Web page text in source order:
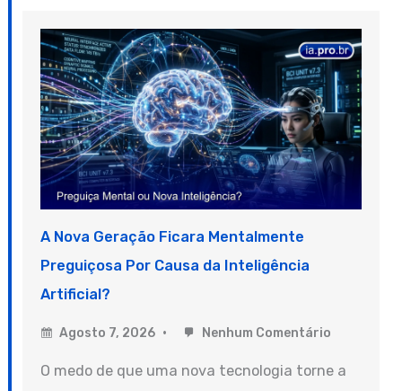
A Nova Geração Ficara Mentalmente
Preguiçosa Por Causa da Inteligência
Artificial?
Agosto 7, 2026 Nenhum Comentário
O medo de que uma nova tecnologia torne a